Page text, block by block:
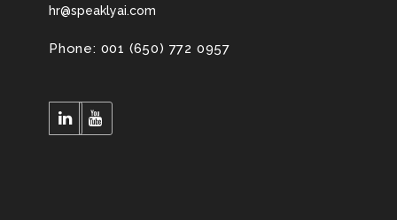
hr@speaklyai.com
Phone: 001 (650) 772 0957